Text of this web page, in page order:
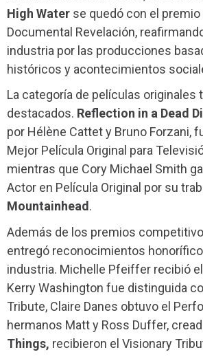
High Water se quedó con el premio
Documental Revelación,
industria por las producciones
históricos y acontecimientos
La categoría de películas originales
destacados. Reflection in a Dead
por Hélène Cattet y Bruno Forzani,
Mejor Película Original para
mientras que Cory Michael Smith
Actor en Película Original por su
Mountainhead.
Además de los premios
entregó reconocimientos
industria. Michelle Pfeiffer recibió
Kerry Washington fue distinguida
Tribute, Claire Danes obtuvo el
hermanos Matt y Ross Duffer,
Things, recibieron el Visionary